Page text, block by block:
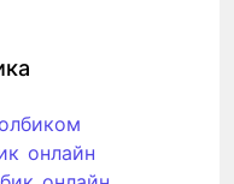
онлайн